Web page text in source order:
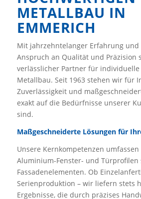
METALLBAU IN
EMMERICH
Mit jahrzehntelanger Erfahrung und
Anspruch an Qualität und Präzision
verlässlicher Partner für individuelle
Metallbau. Seit 1963 stehen wir für
Zuverlässigkeit und
exakt auf die Bedürfnisse unserer
sind.
Maßgeschneiderte Lösungen für
Unsere Kernkompetenzen
Aluminium-Fenster- und Türprofilen
Fassadenelementen. Ob
Serienproduktion – wir liefern stets
Ergebnisse, die durch präzises